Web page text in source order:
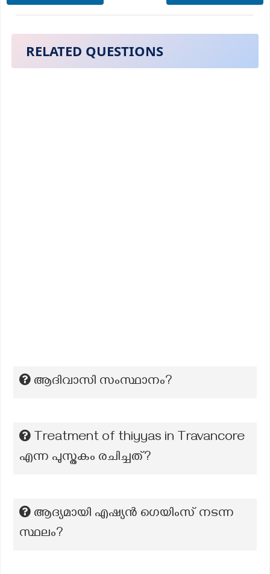
RELATED QUESTIONS
ആദിവാസി സംസ്ഥാനം?
Treatment of thiyyas in Travancore
എന്ന പുസ്തകം രചിച്ചത്?
ആദ്യമായി എഷ്യൻ ഗെയിംസ് നടന്ന
സ്ഥലം?